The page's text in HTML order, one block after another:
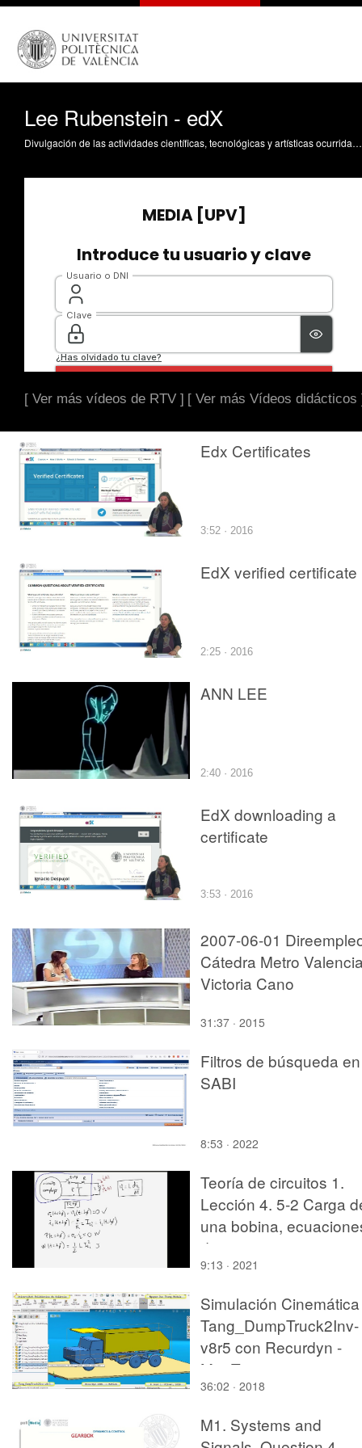
Lee Rubenstein - edX
Divulgación de las actividades científicas, tecnológicas y artísticas ocurridas en los tres campus de la UPV
[ Ver más vídeos de RTV ] [ Ver más Vídeos didácticos
Edx Certificates
3:52 · 2016
EdX verified certificate
2:25 · 2016
ANN LEE
2:40 · 2016
EdX downloading a
certificate
3:53 · 2016
2007-06-01
Cátedra Metro
Victoria Cano
31:37 · 2015
Filtros de búsqueda en
SABI
8:53 · 2022
Teoría de circuitos 1.
Lección 4. 5-2 Carga
una bobina,
de carga
9:13 · 2021
Simulación Cinemática
Tang_DumpTruck2Inv-
v8r5 con Recurdyn -
MopTa
36:02 · 2018
M1. Systems and